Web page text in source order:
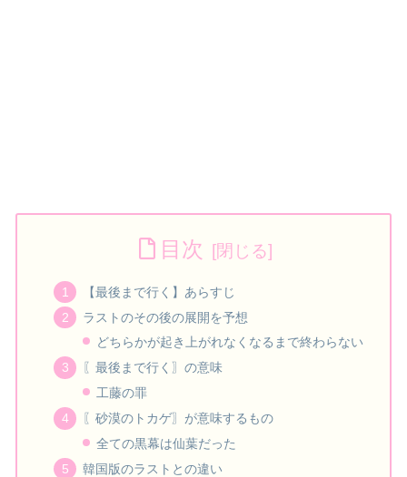
目次
【最後まで行く】あらすじ
ラストのその後の展開を予想
どちらかが起き上がれなくなるまで終わらない
〖最後まで行く〗の意味
工藤の罪
〖砂漠のトカゲ〗が意味するもの
全ての黒幕は仙葉だった
韓国版のラストとの違い